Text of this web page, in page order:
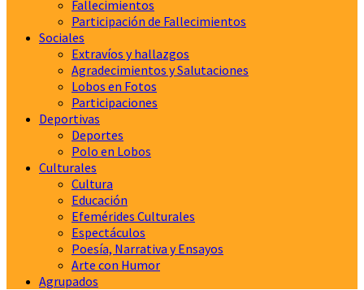
Fallecimientos
Participación de Fallecimientos
Sociales
Extravíos y hallazgos
Agradecimientos y Salutaciones
Lobos en Fotos
Participaciones
Deportivas
Deportes
Polo en Lobos
Culturales
Cultura
Educación
Efemérides Culturales
Espectáculos
Poesía, Narrativa y Ensayos
Arte con Humor
Agrupados